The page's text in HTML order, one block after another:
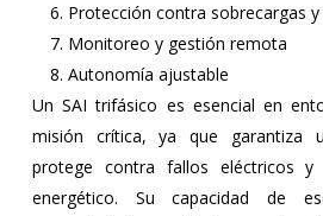
Protección contra sobrecargas
Monitoreo y gestión remota
Autonomía ajustable
Un SAI trifásico es esencial en
misión crítica, ya que garantiza
protege contra fallos eléctricos
energético. Su capacidad de